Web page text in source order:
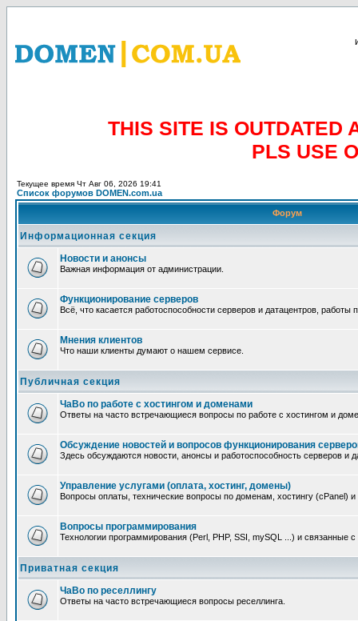
THIS SITE IS OUTDATED
PLS USE
Текущее время Чт Авг 06, 2026 19:41
Список форумов DOMEN.com.ua
Форум
Информационная секция
Новости и анонсы
Важная информация от администрации.
Функционирование серверов
Всё, что касается работоспособности серверов и датацентров, работы
Мнения клиентов
Что наши клиенты думают о нашем сервисе.
Публичная секция
ЧаВо по работе с хостингом и доменами
Ответы на часто встречающиеся вопросы по работе с хостингом и
Обсуждение новостей и вопросов функционирования
Здесь обсуждаются новости, анонсы и работоспособность серверов и
Управление услугами (оплата, хостинг, домены)
Вопросы оплаты, технические вопросы по доменам, хостингу (cPanel)
Вопросы программирования
Технологии программирования (Perl, PHP, SSI, mySQL ...) и связанные
Приватная секция
ЧаВо по реселлингу
Ответы на часто встречающиеся вопросы реселлинга.